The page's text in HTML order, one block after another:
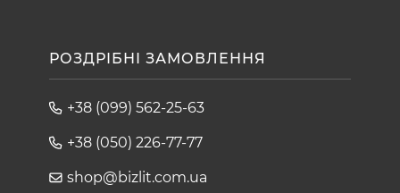
РОЗДРІБНІ ЗАМОВЛЕННЯ
+38 (099) 562-25-63
+38 (050) 226-77-77
shop@bizlit.com.ua